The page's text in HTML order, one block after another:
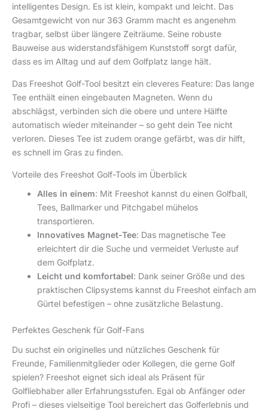
intelligentes Design. Es ist klein, kompakt und leicht. Das
Gesamtgewicht von nur 363 Gramm macht es angenehm
tragbar, selbst über längere Zeiträume. Seine robuste
Bauweise aus widerstandsfähigem Kunststoff sorgt dafür,
dass es im Alltag und auf dem Golfplatz lange hält.
Das Freeshot Golf-Tool besitzt ein cleveres Feature: Das lange
Tee enthält einen eingebauten Magneten. Wenn du
abschlägst, verbinden sich die obere und untere Hälfte
automatisch wieder miteinander – so geht dein Tee nicht
verloren. Dieses Tee ist zudem orange gefärbt, was dir hilft,
es schnell im Gras zu finden.
Vorteile des Freeshot Golf-Tools im Überblick
Alles in einem: Mit Freeshot kannst du einen Golfball,
Tees, Ballmarker und Pitchgabel mühelos
transportieren.
Innovatives Magnet-Tee: Das magnetische Tee
erleichtert dir die Suche und vermeidet Verluste auf
dem Golfplatz.
Leicht und komfortabel: Dank seiner Größe und des
praktischen Clipsystems kannst du Freeshot einfach am
Gürtel befestigen – ohne zusätzliche Belastung.
Perfektes Geschenk für Golf-Fans
Du suchst ein originelles und nützliches Geschenk für
Freunde, Familienmitglieder oder Kollegen, die gerne Golf
spielen? Freeshot eignet sich ideal als Präsent für
Golfliebhaber aller Erfahrungsstufen. Egal ob Anfänger oder
Profi – dieses vielseitige Tool bereichert das Golferlebnis und